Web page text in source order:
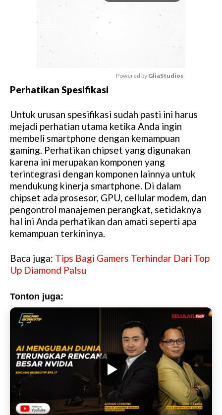
t
e
Powered by GliaStudios
Perhatikan Spesifikasi
Untuk urusan spesifikasi sudah pasti ini harus
mejadi perhatian utama ketika Anda ingin
membeli smartphone dengan kemampuan
gaming. Perhatikan chipset yang digunakan
karena ini merupakan komponen yang
terintegrasi dengan komponen lainnya untuk
mendukung kinerja smartphone. Di dalam
chipset ada prosesor, GPU, cellular modem, dan
pengontrol manajemen perangkat, setidaknya
hal ini Anda perhatikan dan amati seperti apa
kemampuan terkininya.
Baca juga: Tips Bagi Gamers Terhindar Dari Top
Up Diamond Palsu
Tonton juga: